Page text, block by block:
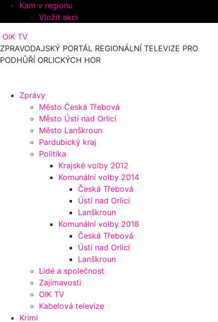
Kam v regionu
Vložit akci
OIK TV
ZPRAVODAJSKÝ PORTÁL REGIONÁLNÍ TELEVIZE PRO
PODHŮŘÍ ORLICKÝCH HOR
Zprávy
Město Česká Třebová
Město Ústí nad Orlicí
Město Lanškroun
Pardubický kraj
Politika
Krajské volby 2012
Komunální volby 2014
Česká Třebová
Ústí nad Orlicí
Lanškroun
Komunální volby 2018
Česká Třebová
Ústí nad Orlicí
Lanškroun
Lidé a společnost
Zajímavosti
OIK TV
Kabelová televize
Krimi